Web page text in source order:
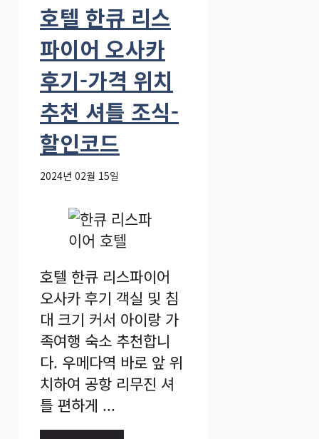
호텔 한큐 리스
파이어 오사카
후기-가격 위치
추천 셔틀 조식-
할인코드
2024년 02월 15일
호텔 한큐 리스파이어
오사카 후기 객실 및 침
대 크기 커서 아이랑 가
족여행 숙소 추천합니
다. 우메다역 바로 앞 위
치하여 공항 리무진 셔
틀 편하게 ...